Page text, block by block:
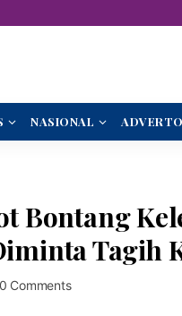
NASIONAL
Bontang
Tagih
0 Comments